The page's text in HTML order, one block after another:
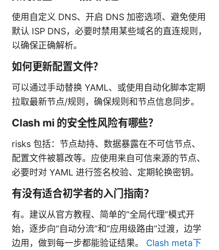
使用自定义 DNS、开启 DNS 加密选项、避免使用
默认 ISP DNS，必要时禁用某些域名的直连规则，
以确保正确解析。
如何更新配置文件？
可以通过手动替换 YAML、或使用自动化脚本定期
拉取最新节点/规则，确保规则和节点信息同步。
Clash mi 的安全性风险有哪些？
risks 包括：节点劫持、数据暴露在不可信节点、
配置文件被篡改等。应使用来自可信来源的节点、
必要时对 YAML 进行签名校验、定期轮换密钥。
有没有适合初学者的入门指南？
有。建议从官方教程、简单的“全局代理”模式开
始，逐步向“自动分流”和“应用级路由”过渡，边学
边用，做到每一步都能验证结果。 Clash meta下